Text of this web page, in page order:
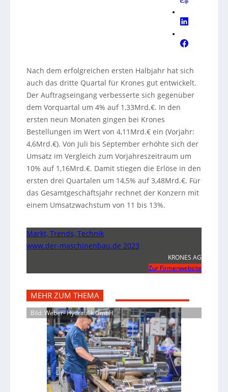
Nach dem erfolgreichen ersten Halbjahr hat sich
auch das dritte Quartal für Krones gut entwickelt.
Der Auftragseingang verbesserte sich gegenüber
dem Vorquartal um 4% auf 1,33Mrd.€. In den
ersten neun Monaten gingen bei Krones
Bestellungen im Wert von 4,11Mrd.€ ein (Vorjahr:
4,6Mrd.€). Von Juli bis September erhöhte sich der
Umsatz im Vergleich zum Vorjahreszeitraum um
10% auf 1,16Mrd.€. Damit stiegen die Erlöse in den
ersten drei Quartalen um 14,5% auf 3,48Mrd.€. Für
das Gesamtgeschäftsjahr rechnet der Konzern mit
einem Umsatzwachstum von 11 bis 13%.
Markt, Trends, Technik
www.der-maschinenbau.de 2023
KRONES AG
Zur Firmenwebsite
MEHR ZUM THEMA
Bild: Weber- Hydraulik GmbH